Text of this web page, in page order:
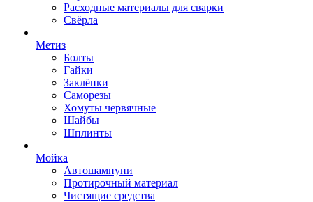
Расходные материалы для сварки
Свёрла
Метиз
Болты
Гайки
Заклёпки
Саморезы
Хомуты червячные
Шайбы
Шплинты
Мойка
Автошампуни
Протирочный материал
Чистящие средства